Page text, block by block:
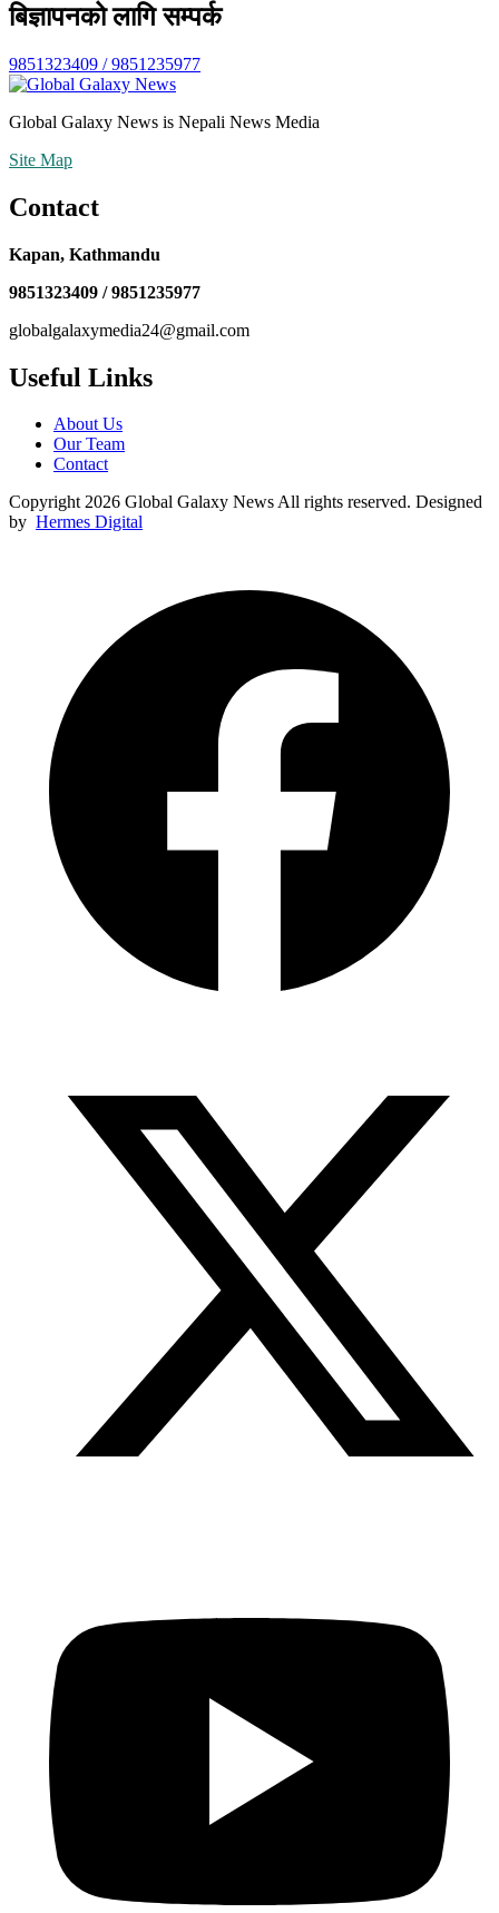
बिज्ञापनको लागि सम्पर्क
9851323409 / 9851235977
Global Galaxy News is Nepali News Media
Site Map
Contact
Kapan, Kathmandu
9851323409 / 9851235977
globalgalaxymedia24@gmail.com
Useful Links
About Us
Our Team
Contact
Copyright 2026 Global Galaxy News All rights reserved. Designed
by Hermes Digital